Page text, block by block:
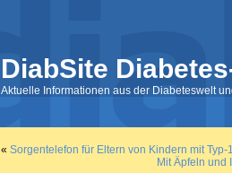
DiabSite
Aktuelle Informationen aus der Diabeteswelt
« Sorgentelefon für Eltern von Kindern mit Typ-
Mit Äpfeln und